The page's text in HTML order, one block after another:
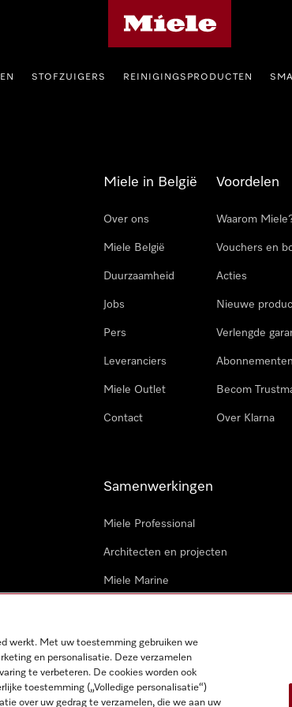
STOFZUIGERS REINIGINGSPRODUCTEN
Miele in België
Over ons
Miele België
Duurzaamheid
Jobs
Pers
Leveranciers
Miele Outlet
Contact
Voordelen
Waarom
Vouchers en
Acties
Nieuwe
Verlengde
Abonnementen
Becom
Over Klarna
Samenwerkingen
Miele Professional
Architecten en projecten
Miele Marine
werkt. Met uw toestemming gebruiken we
en personalisatie. Deze verzamelen
te verbeteren. De cookies worden ook
toestemming („Volledige personalisatie“)
over uw gedrag te verzamelen, die we aan uw